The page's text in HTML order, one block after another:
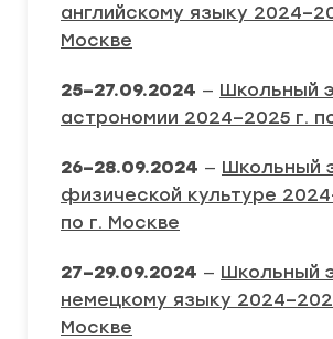
английскому языку
Москве
25–27.09.2024 — Школьный
астрономии 2024–2025 г.
26–28.09.2024 — Школьный
физической культуре
по г. Москве
27–29.09.2024 — Школьный
немецкому языку
Москве